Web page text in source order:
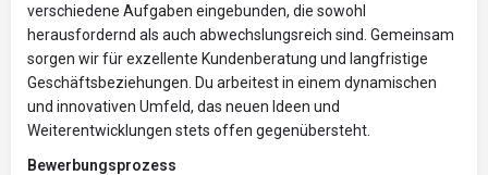
verschiedene Aufgaben eingebunden, die sowohl
herausfordernd als auch abwechslungsreich sind. Gemeinsam
sorgen wir für exzellente Kundenberatung und langfristige
Geschäftsbeziehungen. Du arbeitest in einem dynamischen
und innovativen Umfeld, das neuen Ideen und
Weiterentwicklungen stets offen gegenübersteht.
Bewerbungsprozess